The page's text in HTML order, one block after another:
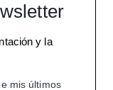
y la
mis últimos